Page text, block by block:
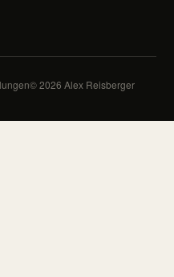
© 2026 Alex Reisberger